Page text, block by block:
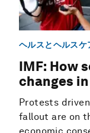
ヘルスとヘルスケ
IMF: How
changes
Protests
fallout are on